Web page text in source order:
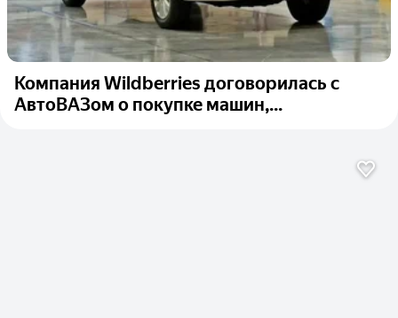
Компания Wildberries договорилась с
АвтоВАЗом о покупке машин,...